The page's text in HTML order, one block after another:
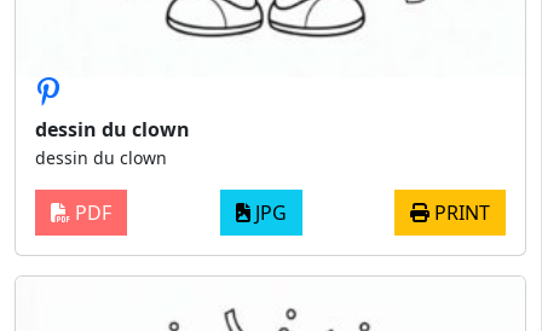
dessin du clown
dessin du clown
PDF JPG PRINT